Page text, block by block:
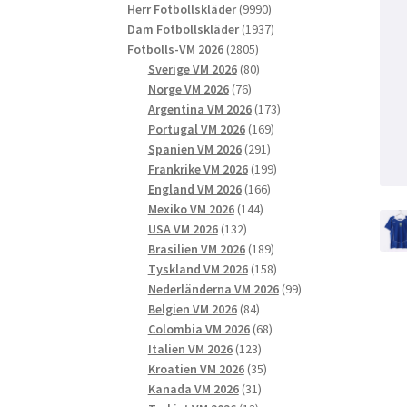
produkter
Herr Fotbollskläder 99909990
produkter
Dam Fotbollskläder 19371937
Fotbolls-VM 2026 28052805
produkter
Sverige VM 2026 8080
Norge VM 2026 7676
produkter
Argentina VM 2026 173173
Portugal VM 2026 169169
produkter
Spanien VM 2026 291291
produkter
Frankrike VM 2026 199199
England VM 2026 166166
Mexiko VM 2026 144144
USA VM 2026 132132
produkter
Brasilien VM 2026 189189
produkter
Tyskland VM 2026 158158
produkter
Nederländerna VM 2026 9999
Belgien VM 2026 8484
produkter
Colombia VM 2026 6868
Italien VM 2026 123123
produkter
Kroatien VM 2026 3535
Kanada VM 2026 3131